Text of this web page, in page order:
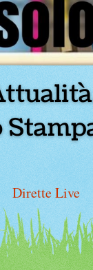
Dirette Live